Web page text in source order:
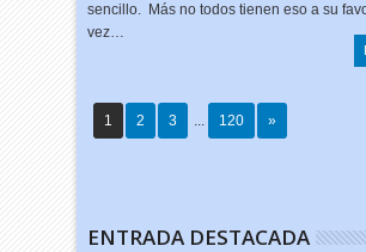
sencillo. Más no todos tienen eso a su
vez…
1 2 3 ... 120 »
ENTRADA DESTACADA